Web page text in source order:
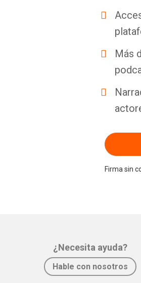
Más
Firma sin
¿Necesita ayuda?
Hable con nosotros